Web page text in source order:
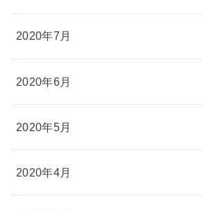
2020年7月
2020年6月
2020年5月
2020年4月